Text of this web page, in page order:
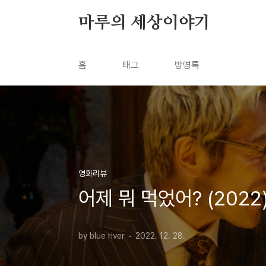
마루의 세상이야기
홈 태그 방명록
영화리뷰
어제 뭐 먹었어?
by blue river 2022. 12. 28.